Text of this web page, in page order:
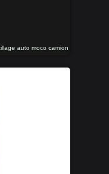
auto moco camion